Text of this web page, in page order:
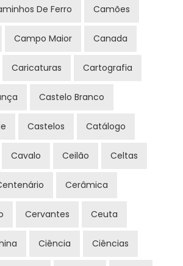
De Ferro Camões
Campo Maior Canada
Caricaturas Cartografia
Castelo Branco
Castelos Catálogo
Cavalo Ceilão Celtas
Cerâmica
Cervantes Ceuta
Ciência Ciências